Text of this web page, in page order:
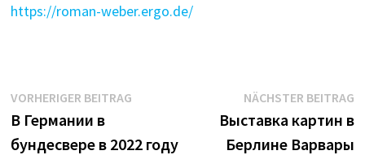
https://roman-weber.ergo.de/
Beitrags-
Navigation
VORHERIGER BEITRAGVorheriger
В Германии в
бундесвере в 2022 году
NÄCHSTER BEITRAG
Выставка картин в
Берлине Варвары